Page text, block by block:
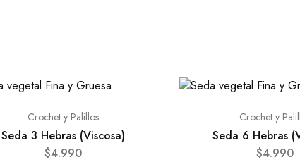
Crochet y Palillos
Seda 3 Hebras (Viscosa)
$4.990
Crochet y
Seda 6 Hebras
$4.990